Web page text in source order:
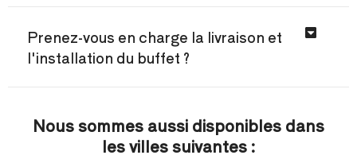
Prenez-vous en charge la livraison et
l'installation du buffet ?
Nous sommes aussi disponibles dans
les villes suivantes :